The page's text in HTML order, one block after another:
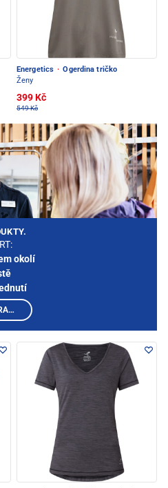
Energetics · Ogerdina tričko
Ženy
399 Kč
549 Kč
okolí
VYBRAT PRODEJNU A ZOBRAZIT PRODUKTY